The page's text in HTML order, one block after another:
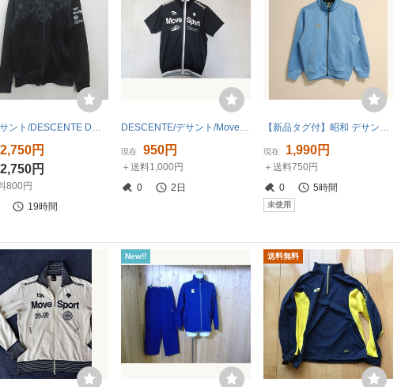
2,750円
2,750円
800円
19時間
現在 950円
＋送料1,000円
0
2日
現在 1,990円
＋送料750円
0
5時間
未使用
New!! 送料無料